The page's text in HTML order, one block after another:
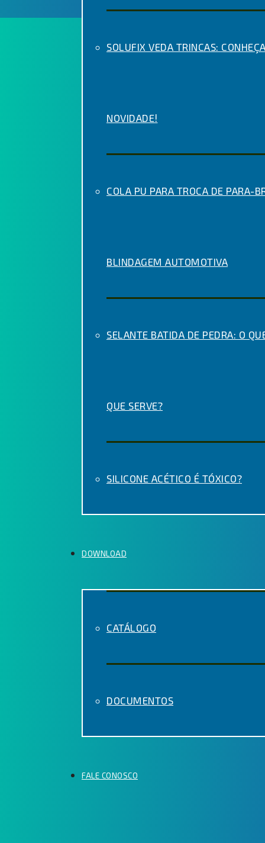
SOLUFIX VEDA TRINCAS:
NOVIDADE!
COLA PU PARA TROCA DE PARA-
BLINDAGEM AUTOMOTIVA
SELANTE BATIDA DE PEDRA: O
QUE SERVE?
SILICONE ACÉTICO É TÓXICO?
DOWNLOAD
CATÁLOGO
DOCUMENTOS
FALE CONOSCO